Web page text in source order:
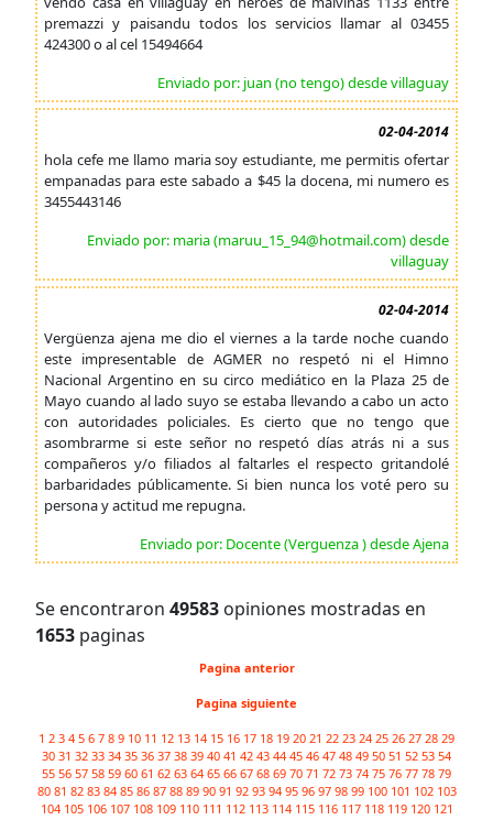
premazzi y paisandu todos los servicios llamar al 03455
424300 o al cel 15494664
Enviado por: juan (no tengo) desde villaguay
02-04-2014
hola cefe me llamo maria soy estudiante, me permitis ofertar
empanadas para este sabado a $45 la docena, mi numero es
3455443146
Enviado por: maria (maruu_15_94@hotmail.com) desde
villaguay
02-04-2014
Vergüenza ajena me dio el viernes a la tarde noche cuando
este impresentable de AGMER no respetó ni el Himno
Nacional Argentino en su circo mediático en la Plaza 25 de
Mayo cuando al lado suyo se estaba llevando a cabo un acto
con autoridades policiales. Es cierto que no tengo que
asombrarme si este señor no respetó días atrás ni a sus
compañeros y/o filiados al faltarles el respecto gritandolé
barbaridades públicamente. Si bien nunca los voté pero su
persona y actitud me repugna.
Enviado por: Docente (Verguenza ) desde Ajena
Se encontraron 49583 opiniones mostradas en
1653 paginas
Pagina anterior
Pagina siguiente
1 2 3 4 5 6 7 8 9 10 11 12 13 14 15 16 17 18 19 20 21 22 23 24 25 26 27 28 29
30 31 32 33 34 35 36 37 38 39 40 41 42 43 44 45 46 47 48 49 50 51 52 53 54
55 56 57 58 59 60 61 62 63 64 65 66 67 68 69 70 71 72 73 74 75 76 77 78 79
80 81 82 83 84 85 86 87 88 89 90 91 92 93 94 95 96 97 98 99 100 101 102 103
104 105 106 107 108 109 110 111 112 113 114 115 116 117 118 119 120 121